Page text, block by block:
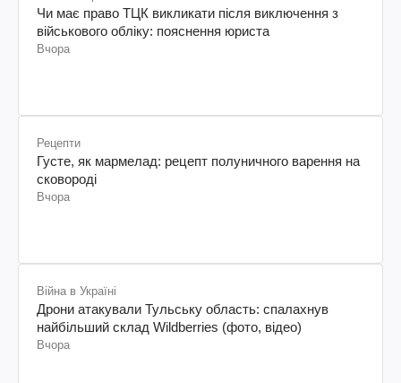
Чи має право ТЦК викликати після виключення з
військового обліку: пояснення юриста
Вчора
Рецепти
Густе, як мармелад: рецепт полуничного варення на
сковороді
Вчора
Війна в Україні
Дрони атакували Тульську область: спалахнув
найбільший склад Wildberries (фото, відео)
Вчора